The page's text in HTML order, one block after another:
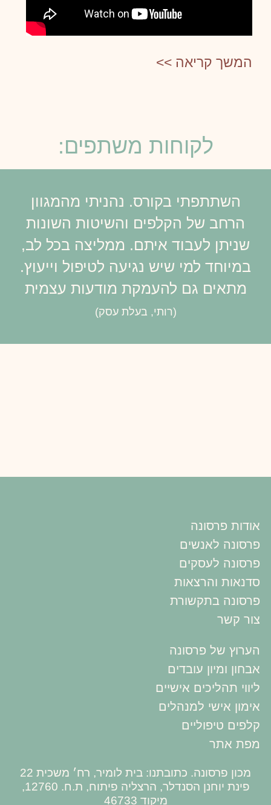
המשך קריאה >>
לקוחות משתפים:
השתתפתי בקורס. נהניתי מהמגוון
הרחב של הקלפים והשיטות השונות
שניתן לעבוד איתם. ממליצה בכל לב,
במיוחד למי שיש נגיעה לטיפול וייעוץ.
מתאים גם להעמקת מודעות עצמית
(רותי, בעלת עסק)
אודות פרסונה
פרסונה לאנשים
פרסונה לעסקים
סדנאות והרצאות
פרסונה בתקשורת
צור קשר
הערוץ של פרסונה
אבחון ומיון עובדים
ליווי תהליכים אישיים
אימון אישי למנהלים
קלפים טיפוליים
מפת אתר
מכון פרסונה. כתובתנו: בית לומיר, רח׳ משכית 22
פינת יוחנן הסנדלר, הרצליה פיתוח, ת.ח. 12760,
מיקוד 46733